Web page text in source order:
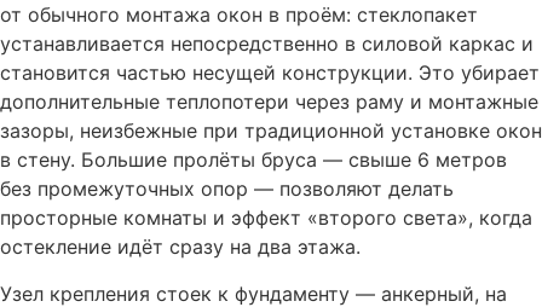
от обычного монтажа окон в проём: стеклопакет
устанавливается непосредственно в силовой каркас и
становится частью несущей конструкции. Это убирает
дополнительные теплопотери через раму и монтажные
зазоры, неизбежные при традиционной установке окон
в стену. Большие пролёты бруса — свыше 6 метров
без промежуточных опор — позволяют делать
просторные комнаты и эффект «второго света», когда
остекление идёт сразу на два этажа.
Узел крепления стоек к фундаменту — анкерный, на